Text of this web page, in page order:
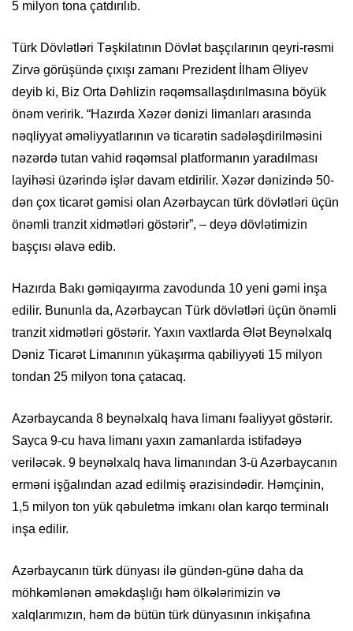
5 milyon tona çatdırılıb.
Türk Dövlətləri Təşkilatının Dövlət başçılarının qeyri-rəsmi
Zirvə görüşündə çıxışı zamanı Prezident İlham Əliyev
deyib ki, Biz Orta Dəhlizin rəqəmsallaşdırılmasına böyük
önəm veririk. “Hazırda Xəzər dənizi limanları arasında
nəqliyyat əməliyyatlarının və ticarətin sadələşdirilməsini
nəzərdə tutan vahid rəqəmsal platformanın yaradılması
layihəsi üzərində işlər davam etdirilir. Xəzər dənizində 50-
dən çox ticarət gəmisi olan Azərbaycan türk dövlətləri üçün
önəmli tranzit xidmətləri göstərir”, – deyə dövlətimizin
başçısı əlavə edib.
Hazırda Bakı gəmiqayırma zavodunda 10 yeni gəmi inşa
edilir. Bununla da, Azərbaycan Türk dövlətləri üçün önəmli
tranzit xidmətləri göstərir. Yaxın vaxtlarda Ələt Beynəlxalq
Dəniz Ticarət Limanının yükaşırma qabiliyyəti 15 milyon
tondan 25 milyon tona çatacaq.
Azərbaycanda 8 beynəlxalq hava limanı fəaliyyət göstərir.
Sayca 9-cu hava limanı yaxın zamanlarda istifadəyə
veriləcək. 9 beynəlxalq hava limanından 3-ü Azərbaycanın
erməni işğalından azad edilmiş ərazisindədir. Həmçinin,
1,5 milyon ton yük qəbuletmə imkanı olan karqo terminalı
inşa edilir.
Azərbaycanın türk dünyası ilə gündən-günə daha da
möhkəmlənən əməkdaşlığı həm ölkələrimizin və
xalqlarımızın, həm də bütün türk dünyasının inkişafına